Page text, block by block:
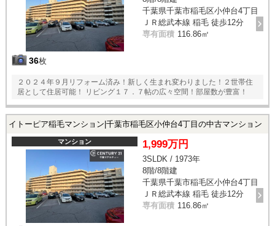
36枚
千葉県千葉市稲毛区小仲台4丁目
ＪＲ総武本線 稲毛 徒歩12分
専有面積 116.86㎡
２０２４年９月リフォーム済み！新しく生まれ変わりました！２世帯住
居として住居可能！ リビング１７．７帖の広々空間！部屋数が豊富！
イトーピア稲毛マンション|千葉市稲毛区小仲台4丁目の中古マンション
マンション 1,999万円
3SLDK / 1973年
8階/8階建
千葉県千葉市稲毛区小仲台4丁目
ＪＲ総武本線 稲毛 徒歩12分
専有面積 116.86㎡